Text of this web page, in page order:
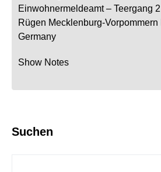
Einwohnermeldeamt – Teergang 2
Rügen Mecklenburg-Vorpommern
Germany
Show Notes
Suchen